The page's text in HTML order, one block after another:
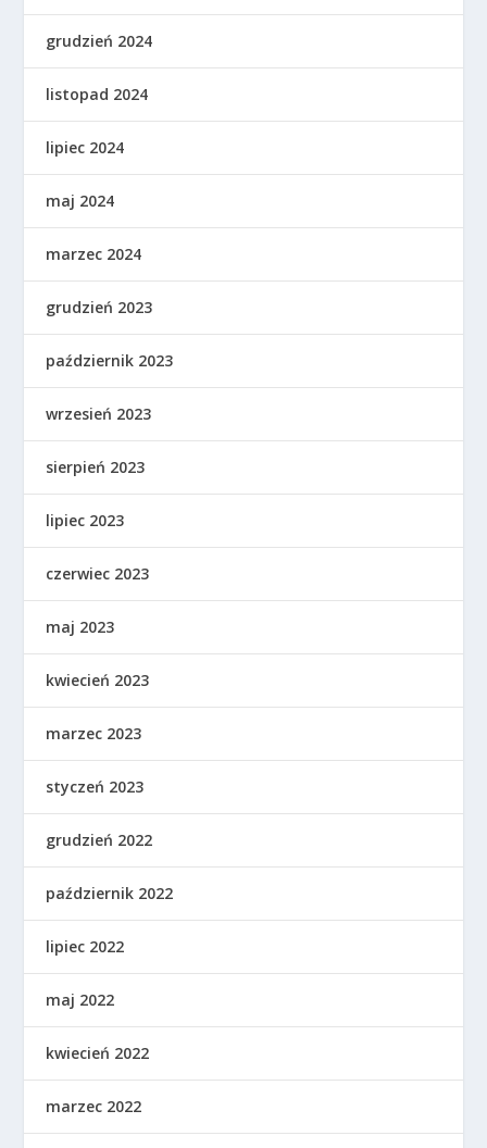
grudzień 2024
listopad 2024
lipiec 2024
maj 2024
marzec 2024
grudzień 2023
październik 2023
wrzesień 2023
sierpień 2023
lipiec 2023
czerwiec 2023
maj 2023
kwiecień 2023
marzec 2023
styczeń 2023
grudzień 2022
październik 2022
lipiec 2022
maj 2022
kwiecień 2022
marzec 2022